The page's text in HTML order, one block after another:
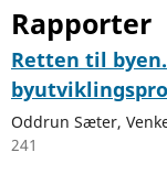
Rapporter
Retten til
Oddrun Sæter,
241